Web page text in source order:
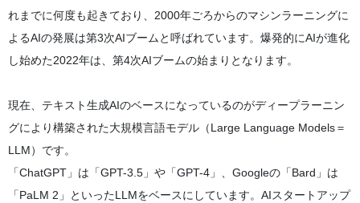
れまでに何度も起きており、2000年ごろからのマシンラーニングに
よるAIの発展は第3次AIブームと呼ばれています。爆発的にAIが進化
し始めた2022年は、第4次AIブームの始まりとなります。
現在、テキスト生成AIのベースになっているのがディープラーニン
グにより構築された大規模言語モデル（Large Language Models＝
LLM）です。
「ChatGPT」は「GPT-3.5」や「GPT-4」、Googleの「Bard」は
「PaLM 2」といったLLMをベースにしています。AIスタートアップ